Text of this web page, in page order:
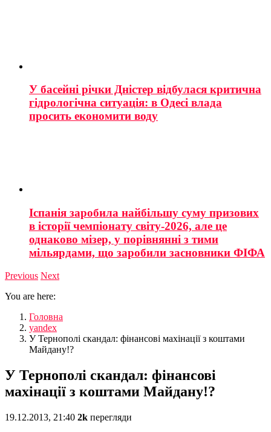
У басейні річки Дністер відбулася критична
гідрологічна ситуація: в Одесі влада
просить економити воду
Іспанія заробила найбільшу суму призових
в історії чемпіонату світу-2026, але це
однаково мізер, у порівнянні з тими
мільярдами, що заробили засновники ФІФА
Previous Next
You are here:
Головна
yandex
У Тернополі скандал: фінансові махінації з коштами
Майдану!?
У Тернополі скандал: фінансові
махінації з коштами Майдану!?
19.12.2013, 21:40 2k перегляди